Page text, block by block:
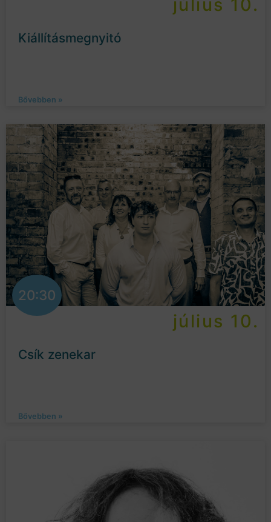
július 10.
Kiállításmegnyitó
Bővebben »
20:30
július 10.
Csík zenekar
Bővebben »